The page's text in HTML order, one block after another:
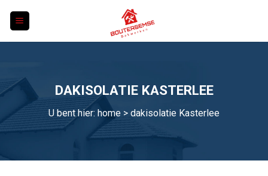
DAKISOLATIE KASTERLEE
U bent hier: home > dakisolatie Kasterlee